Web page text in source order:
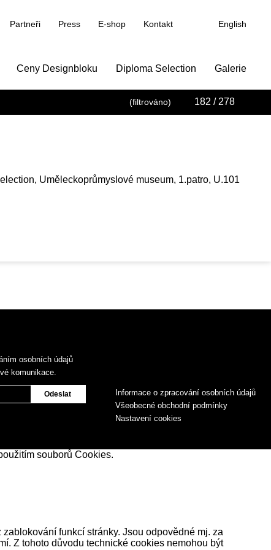
Partneři Press E-shop Kontakt English
Ceny Designbloku Diploma Selection Galerie
(filtrováno) 182 / 278
Uměleckoprůmyslové museum, 1.patro, U.101
Informace o zpracování osobních údajů
Všeobecné obchodní podmínky
Nastavení cookies
osobních údajů
komunikace.
souborů Cookies.
funkcí stránky. Jsou odpovědné mj. za
Z tohoto důvodu technické cookies nemohou být